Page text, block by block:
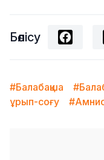
Бөлісу
#Балабақша
ұрып-соғу